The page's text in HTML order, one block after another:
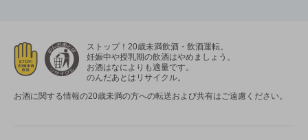
ストップ！20歳未満飲酒・飲酒運転。
妊娠中や授乳期の飲酒はやめましょう。
お酒はなによりも適量です。
のんだあとはリサイクル。
お酒に関する情報の20歳未満の方への転送および共有はご遠慮ください。